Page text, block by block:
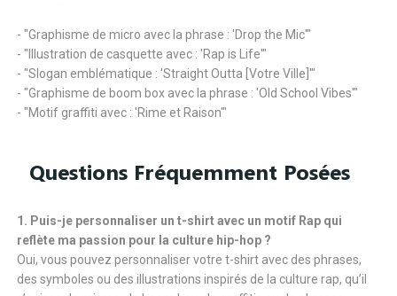
- "Graphisme de micro avec la phrase : 'Drop the Mic'"
- "Illustration de casquette avec : 'Rap is Life'"
- "Slogan emblématique : 'Straight Outta [Votre Ville]'"
- "Graphisme de boom box avec la phrase : 'Old School Vibes'"
- "Motif graffiti avec : 'Rime et Raison'"
Questions Fréquemment Posées
1. Puis-je personnaliser un t-shirt avec un motif Rap qui
reflète ma passion pour la culture hip-hop ?
Oui, vous pouvez personnaliser votre t-shirt avec des phrases,
des symboles ou des illustrations inspirés de la culture rap, qu’il